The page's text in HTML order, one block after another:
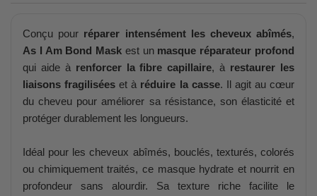
Conçu pour réparer intensément les cheveux abîmés,
As I Am Bond Mask est un masque réparateur profond
qui aide à renforcer la fibre capillaire, à restaurer les
liaisons fragilisées et à réduire la casse. Il agit au cœur
du cheveu pour améliorer sa résistance, son élasticité et
protéger durablement les longueurs.
Idéal pour les cheveux abîmés, bouclés, texturés, colorés
ou chimiquement traités, ce masque hydrate et nourrit en
profondeur sans alourdir. Sa texture riche facilite le